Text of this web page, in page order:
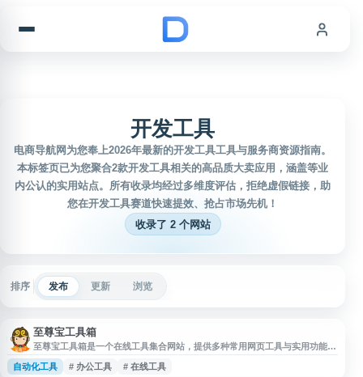
开发工具
电商导航网为您奉上2026年最新的开发工具工具与服务商资源指南。
本标签页已为您聚合2款开发工具相关的高品质大卖应用，涵盖等业
内公认的实用站点。所有收录均经过多维度评估，拒绝虚假链接，助
您在开发工具赛道快速提效、抢占市场先机！
收录了 2 个网站
排序 发布 更新 浏览
至尊宝工具箱
至尊宝工具箱是一个在线工具集合网站，提供多种常用网页工具与实用功能入
口，适合用户在日常办公、学习和开发过程中快速查找并使用相关工具。网站
以工具箱形式聚合服务，便于提升信息处理效率，适合导航站收录为在线工
自动化工具 # 办公工具 # 在线工具